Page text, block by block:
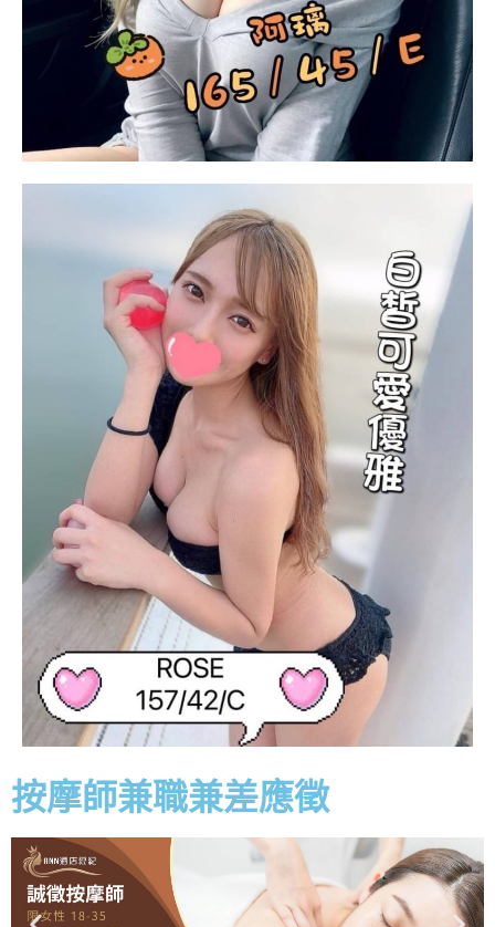
按摩師兼職兼差應徵